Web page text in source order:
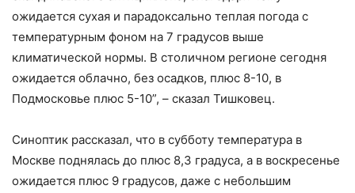
ожидается сухая и парадоксально теплая погода с
температурным фоном на 7 градусов выше
климатической нормы. В столичном регионе сегодня
ожидается облачно, без осадков, плюс 8-10, в
Подмосковье плюс 5-10”, – сказал Тишковец.
Синоптик рассказал, что в субботу температура в
Москве поднялась до плюс 8,3 градуса, а в воскресенье
ожидается плюс 9 градусов, даже с небольшим